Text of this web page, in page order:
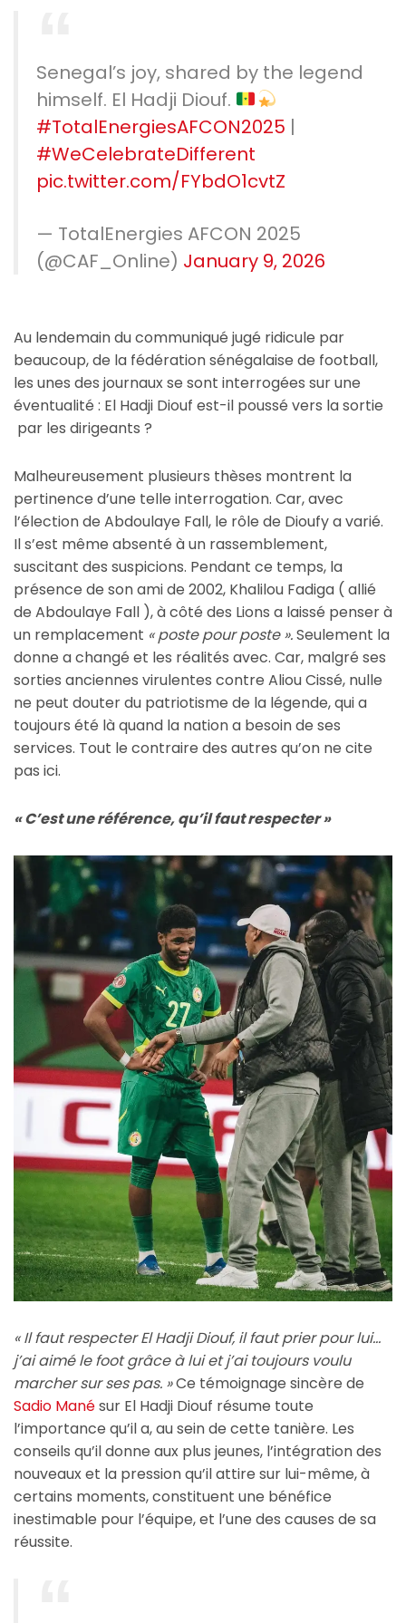
Senegal’s joy, shared by the legend
himself. El Hadji Diouf.
#TotalEnergiesAFCON2025 |
#WeCelebrateDifferent
pic.twitter.com/FYbdO1cvtZ
— TotalEnergies AFCON 2025
(@CAF_Online) January 9, 2026
Au lendemain du communiqué jugé ridicule par
beaucoup, de la fédération sénégalaise de football,
les unes des journaux se sont interrogées sur une
éventualité : El Hadji Diouf est-il poussé vers la sortie
par les dirigeants ?
Malheureusement plusieurs thèses montrent la
pertinence d’une telle interrogation. Car, avec
l’élection de Abdoulaye Fall, le rôle de Dioufy a varié.
Il s’est même absenté à un rassemblement,
suscitant des suspicions. Pendant ce temps, la
présence de son ami de 2002, Khalilou Fadiga ( allié
de Abdoulaye Fall ), à côté des Lions a laissé penser à
un remplacement « poste pour poste ».Seulement la
donne a changé et les réalités avec. Car, malgré ses
sorties anciennes virulentes contre Aliou Cissé, nulle
ne peut douter du patriotisme de la légende, qui a
toujours été là quand la nation a besoin de ses
services. Tout le contraire des autres qu’on ne cite
pas ici.
« C’est une référence, qu’il faut respecter »
« Il faut respecter El Hadji Diouf, il faut prier pour lui…
j’ai aimé le foot grâce à lui et j’ai toujours voulu
marcher sur ses pas. »Ce témoignage sincère de
Sadio Manésur El Hadji Diouf résume toute
l’importance qu’il a, au sein de cette tanière. Les
conseils qu’il donne aux plus jeunes, l’intégration des
nouveaux et la pression qu’il attire sur lui-même, à
certains moments, constituent une bénéfice
inestimable pour l’équipe, et l’une des causes de sa
réussite.